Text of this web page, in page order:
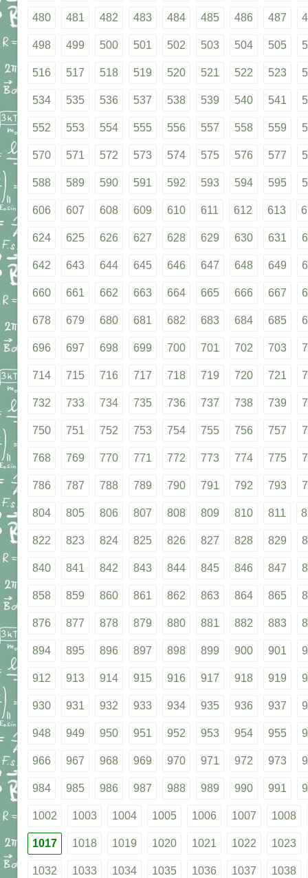
480 481 482 483 484 485 486 487
498 499 500 501 502 503 504 505
516 517 518 519 520 521 522 523
534 535 536 537 538 539 540 541
552 553 554 555 556 557 558 559
570 571 572 573 574 575 576 577
588 589 590 591 592 593 594 595
606 607 608 609 610 611 612 613
624 625 626 627 628 629 630 631
642 643 644 645 646 647 648 649
660 661 662 663 664 665 666 667
678 679 680 681 682 683 684 685
696 697 698 699 700 701 702 703
714 715 716 717 718 719 720 721
732 733 734 735 736 737 738 739
750 751 752 753 754 755 756 757
768 769 770 771 772 773 774 775
786 787 788 789 790 791 792 793
804 805 806 807 808 809 810 811
822 823 824 825 826 827 828 829
840 841 842 843 844 845 846 847
858 859 860 861 862 863 864 865
876 877 878 879 880 881 882 883
894 895 896 897 898 899 900 901
912 913 914 915 916 917 918 919
930 931 932 933 934 935 936 937
948 949 950 951 952 953 954 955
966 967 968 969 970 971 972 973
984 985 986 987 988 989 990 991
1002 1003 1004 1005 1006 1007 1008
1017 1018 1019 1020 1021 1022 1023
1032 1033 1034 1035 1036 1037 1038